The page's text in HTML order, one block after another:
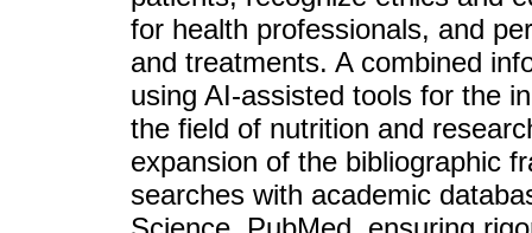
for health professionals, and
and treatments. A combined
using AI-assisted tools for the
the field of nutrition and
expansion of the bibliographic
searches with academic